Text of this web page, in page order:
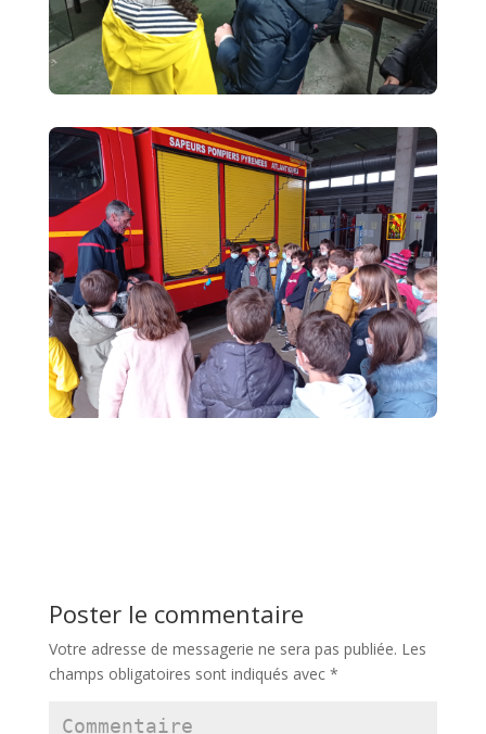
Poster le commentaire
Votre adresse de messagerie ne sera pas publiée. Les
champs obligatoires sont indiqués avec *